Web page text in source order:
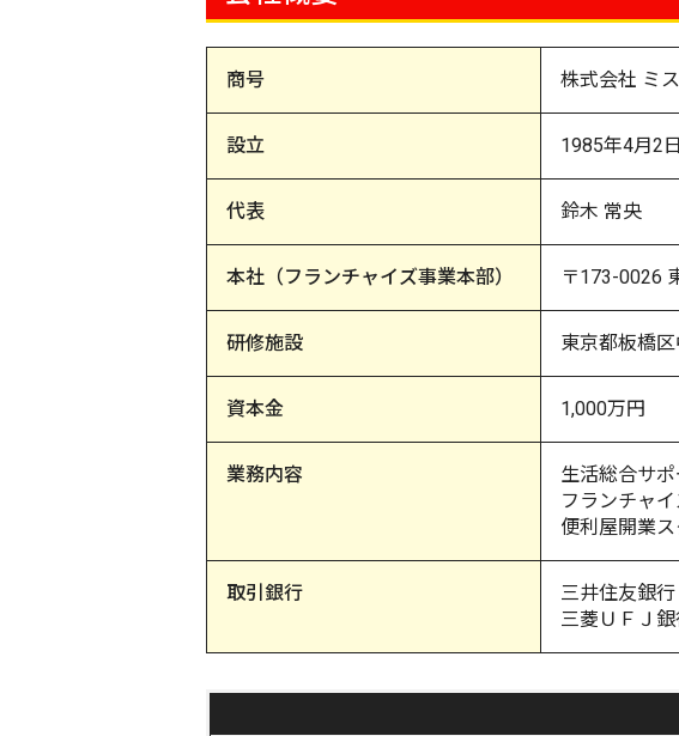
商号 株式会社 ミ
設立 1985年4月2日
代表 鈴木 常央
本社（フランチャイズ事業本部） 〒173-0026
研修施設 東京都板橋
資本金 1,000万円
業務内容
生活総合サポ
フランチャ
便利屋開業
取引銀行
三井住友銀行
三菱ＵＦＪ銀